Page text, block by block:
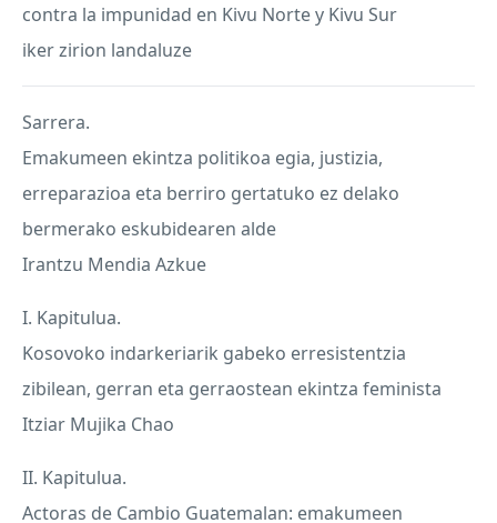
contra la impunidad en Kivu Norte y Kivu Sur
iker zirion landaluze
Sarrera.
Emakumeen ekintza politikoa egia, justizia,
erreparazioa eta berriro gertatuko ez delako
bermerako eskubidearen alde
Irantzu Mendia Azkue
I. Kapitulua.
Kosovoko indarkeriarik gabeko erresistentzia
zibilean, gerran eta gerraostean ekintza feminista
Itziar Mujika Chao
II. Kapitulua.
Actoras de Cambio Guatemalan: emakumeen